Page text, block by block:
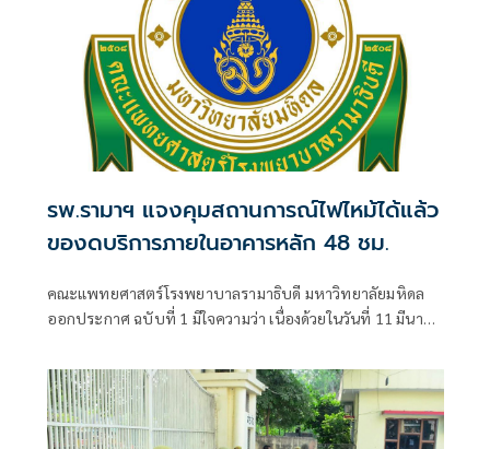
รพ.รามาฯ แจงคุมสถานการณ์ไฟไหม้ได้แล้ว
ของดบริการภายในอาคารหลัก 48 ชม.
คณะแพทยศาสตร์โรงพยาบาลรามาธิบดี มหาวิทยาลัยมหิดล
ออกประกาศ ฉบับที่ 1 มีใจความว่า เนื่องด้วยในวันที่ 11 มีนาคม
อาคารหลัก (อาคาร 1) โรงพยาบาลรามาธิบดี